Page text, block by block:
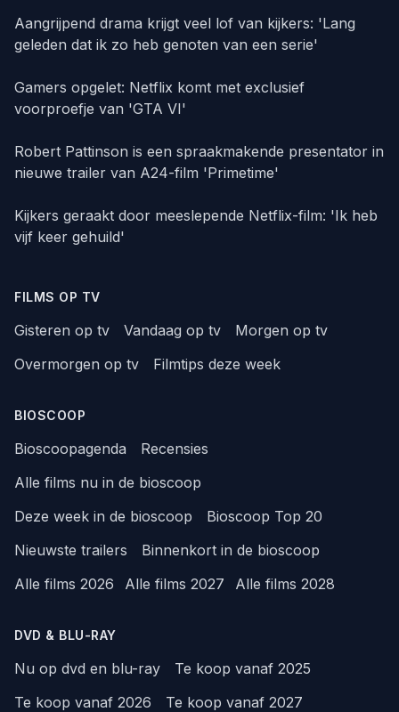
Aangrijpend drama krijgt veel lof van kijkers: 'Lang
geleden dat ik zo heb genoten van een serie'
Gamers opgelet: Netflix komt met exclusief
voorproefje van 'GTA VI'
Robert Pattinson is een spraakmakende presentator in
nieuwe trailer van A24-film 'Primetime'
Kijkers geraakt door meeslepende Netflix-film: 'Ik heb
vijf keer gehuild'
FILMS OP TV
Gisteren op tv Vandaag op tv
Morgen op tv
Overmorgen op tv
Filmtips deze week
BIOSCOOP
Bioscoopagenda
Recensies
Alle films nu in de bioscoop
Deze week in de bioscoop
Bioscoop Top 20
Nieuwste trailers
Binnenkort in de bioscoop
Alle films 2026
Alle films 2027 Alle films 2028
DVD & BLU-RAY
Nu op dvd en blu-ray
Te koop vanaf 2025
Te koop vanaf 2026
Te koop vanaf 2027